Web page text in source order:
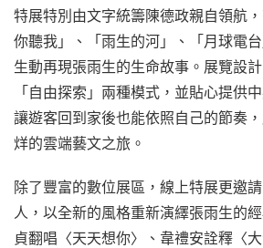
特展特別由文字統籌陳德政親自領航
你聽我」、「雨生的河」、「月球電
生動再現張雨生的生命故事。展覽設
「自由探索」兩種模式，並貼心提供
讓遊客回到家後也能依照自己的節奏
烊的雲端藝文之旅。
除了豐富的數位展區，線上特展更邀
人，以全新的風格重新演繹張雨生的
貞翻唱〈天天想你〉、韋禮安詮釋〈